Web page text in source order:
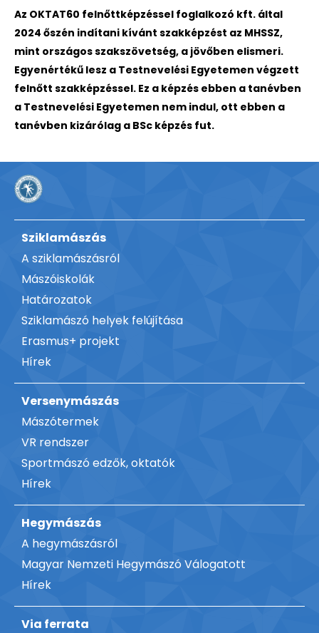
Az OKTAT60 felnőttképzéssel foglalkozó kft. által
2024 őszén indítani kívánt szakképzést az MHSSZ,
mint országos szakszövetség, a jövőben elismeri.
Egyenértékű lesz a Testnevelési Egyetemen végzett
felnőtt szakképzéssel. Ez a képzés ebben a tanévben
a Testnevelési Egyetemen nem indul, ott ebben a
tanévben kizárólag a BSc képzés fut.
Sziklamászás
A sziklamászásról
Mászóiskolák
Határozatok
Sziklamászó helyek felújítása
Erasmus+ projekt
Hírek
Versenymászás
Mászótermek
VR rendszer
Sportmászó edzők, oktatók
Hírek
Hegymászás
A hegymászásról
Magyar Nemzeti Hegymászó Válogatott
Hírek
Via ferrata